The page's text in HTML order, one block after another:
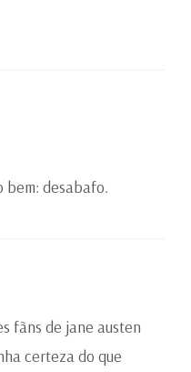
bem: desabafo.
fãns de jane austen
certeza do que